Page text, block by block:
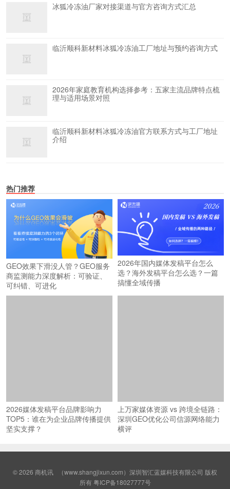
冰狐冷冻油厂家对接渠道与官方咨询方式汇总
临沂顺科新材料冰狐冷冻油工厂地址与预约咨询方式
2026年家庭教育机构选择参考：五家主流品牌特点梳
理与适用场景对照
临沂顺科新材料冰狐冷冻油官方联系方式与工厂地址
介绍
热门推荐
GEO效果下滑没人管？GEO服务
商监测能力深度解析：可验证、
可纠错、可进化
2026年国内媒体发稿平台怎么
选？海外发稿平台怎么选？一篇
搞懂全域传播
2026媒体发稿平台品牌影响力
TOP5：谁在为企业品牌传播提供
坚实支撑？
上万家媒体资源 vs 跨境全链路：
深圳GEO优化公司信源网络能力
横评
© 2026 商机讯 （www.shangjixun.com）深圳智汇蓝媒科技有限公司 版权
所有粤ICP备18027777号